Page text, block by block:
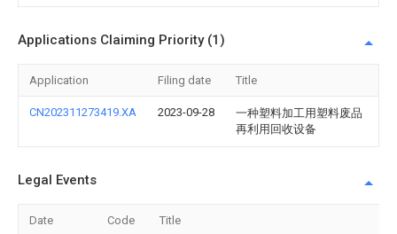
Applications Claiming Priority (1)
Application Filing date Title
CN202311273419.XA 2023-09-28
一种塑料加工用塑料废品
再利用回收设备
Legal Events
Date Code Title